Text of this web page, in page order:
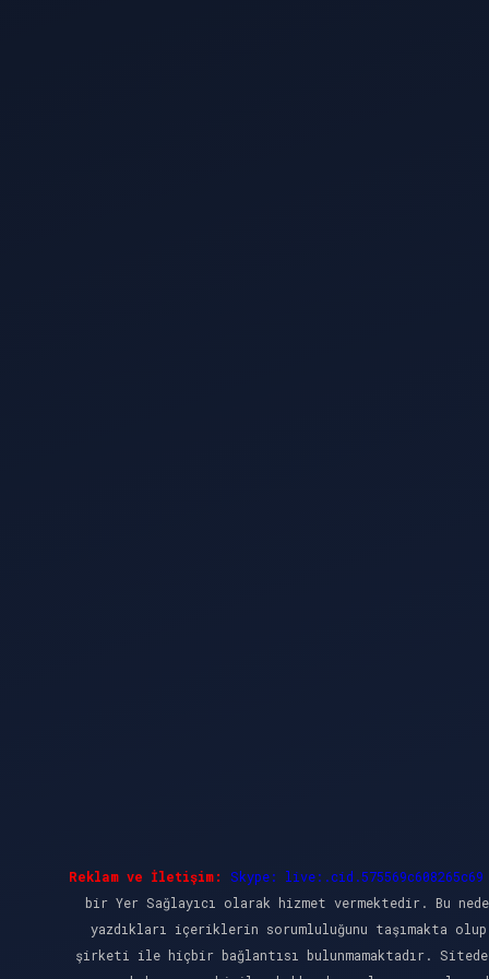
Reklam ve İletişim: Skype: live:.cid.575569c608265c69
bir Yer Sağlayıcı olarak hizmet vermektedir. Bu
yazdıkları içeriklerin sorumluluğunu taşımakta
şirketi ile hiçbir bağlantısı bulunmamaktadır. Sitede